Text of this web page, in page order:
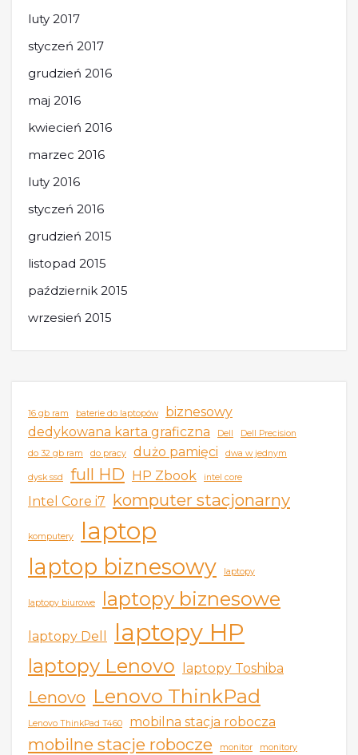
luty 2017
styczeń 2017
grudzień 2016
maj 2016
kwiecień 2016
marzec 2016
luty 2016
styczeń 2016
grudzień 2015
listopad 2015
październik 2015
wrzesień 2015
16 gb ram baterie do laptopów
biznesowy
dedykowana karta graficzna
Dell
Dell Precision
do 32 gb ram
do pracy dużo pamięci dwa w jednym
dysk ssd full HD HP Zbook intel core
Intel Core i7 komputer stacjonarny
komputery laptop
laptop biznesowy laptopy
laptopy biurowe laptopy biznesowe
laptopy Dell laptopy HP
laptopy Lenovo laptopy Toshiba
Lenovo Lenovo ThinkPad
Lenovo ThinkPad T460 mobilna stacja robocza
mobilne stacje robocze monitor monitory